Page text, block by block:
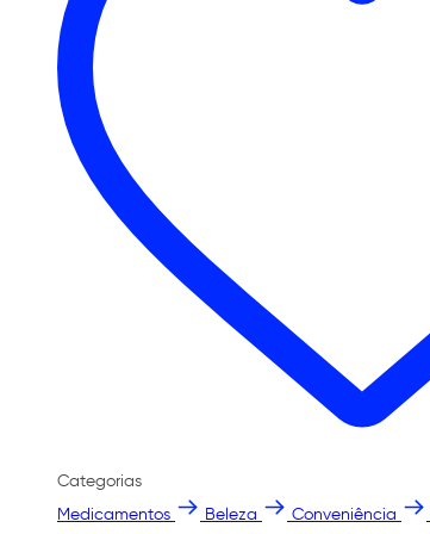
Categorias
Medicamentos
Beleza Conveniência